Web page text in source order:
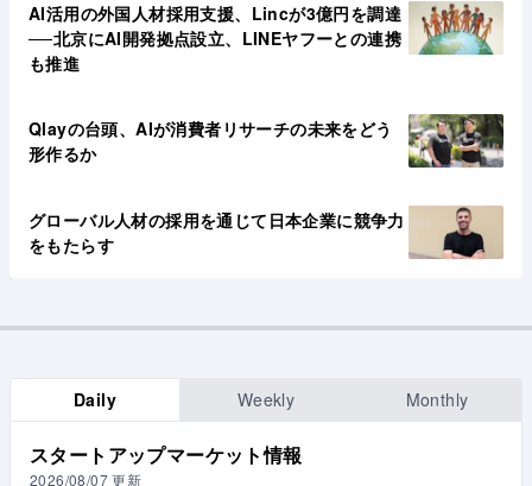
AI活用の外国人材採用支援、Lincが3億円を調達
──北京にAI開発拠点設立、LINEヤフーとの連携
も推進
Qlayの台頭、AIが消費者リサーチの未来をどう
形作るか
グローバル人材の採用を通じて日本企業に競争力
をもたらす
Daily Weekly Monthly
スタートアップマーケット情報
2026/08/07 更新